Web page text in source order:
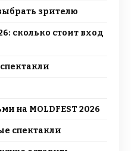
зрителю
сколько стоит вход
на MOLDFEST 2026
спектакли